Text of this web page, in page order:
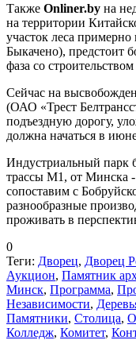
Также Onliner.by на
на территории
участок леса
Быкачено), предстоит
фаза со
Сейчас на
(ОАО «Трест
подъездную дорогу,
должна начаться в
Индустриальный парк
трассы М1, от Минска
сопоставим с
разнообразные
проживать в
0
Теги: Дворец, Дворец
Аукцион, Памятник
Минск, Программа,
Независимости,
Памятники, Столица,
Колледж, Комитет,